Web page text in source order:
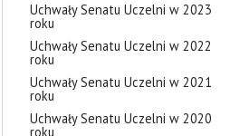
Uchwały Senatu Uczelni w 2023
roku
Uchwały Senatu Uczelni w 2022
roku
Uchwały Senatu Uczelni w 2021
roku
Uchwały Senatu Uczelni w 2020
roku